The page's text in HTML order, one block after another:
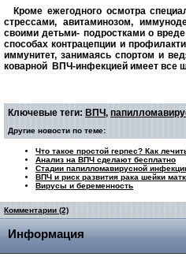
Кроме ежегодного осмотра
стрессами, авитаминозом,
своими детьми- подростками о
способах контрацепции и
иммунитет, занимаясь спортом и
коварной ВПЧ-инфекцией имеет все
Ключевые теги: ВПЧ,
Другие новости по теме:
Что такое простой герпес? Как
Анализ на ВПЧ сделают бесплатно
Стадии папилломавирусной
ВПЧ и риск развития рака шейки
Вирусы и беременность
Комментарии (2)
Информация